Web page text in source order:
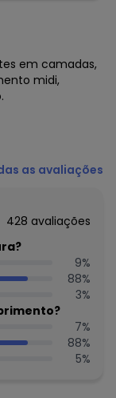
em camadas,
midi,
as avaliações
428 avaliações
9%
88%
3%
7%
88%
5%